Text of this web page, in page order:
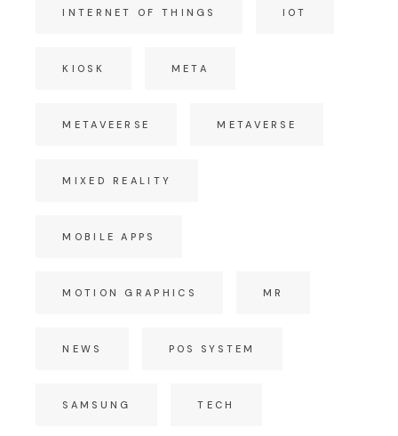
INTERNET OF THINGS IOT
KIOSK META
METAVEERSE METAVERSE
MIXED REALITY
MOBILE APPS
MOTION GRAPHICS MR
NEWS POS SYSTEM
SAMSUNG TECH